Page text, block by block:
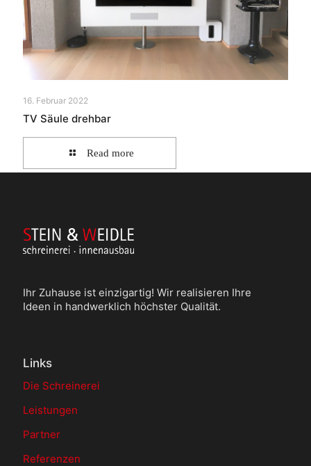
16. Februar 2022
TV Säule drehbar
Read more
Ihr Zuhause ist einzigartig! Wir realisieren Ihre
Ideen in handwerklich höchster Qualität.
Links
Die Schreinerei
Leistungen
Partner
Referenzen